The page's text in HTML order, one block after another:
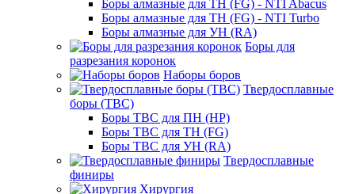
Боры алмазные для ТН (FG) - NTI Abacus
Боры алмазные для ТН (FG) - NTI Turbo
Боры алмазные для УН (RA)
Боры для
разрезания коронок
Наборы боров
Твердосплавные
боры (ТВС)
Боры ТВС для ПН (HP)
Боры ТВС для ТН (FG)
Боры ТВС для УН (RA)
Твердосплавные
финиры
Хирургия